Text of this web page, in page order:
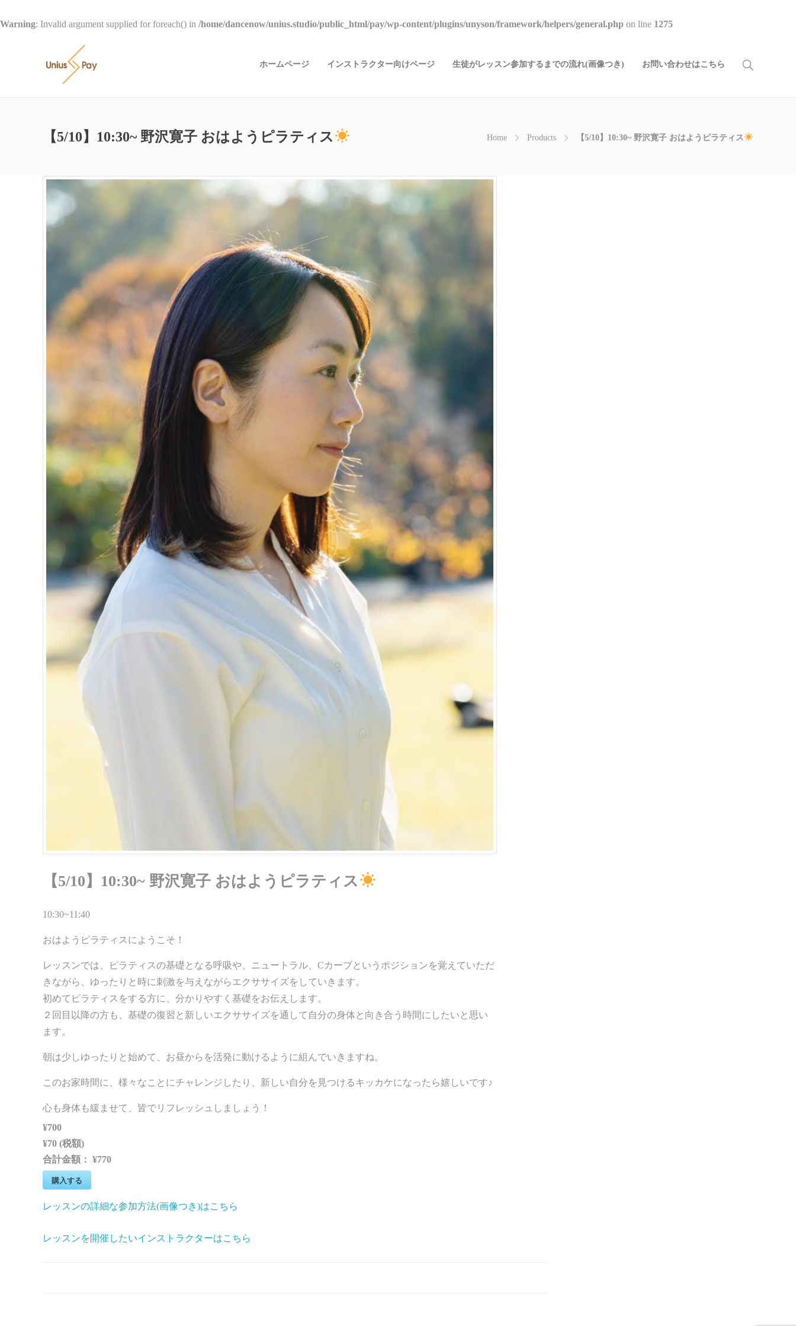
Warning: Invalid argument supplied for foreach() in /home/dancenow/unius.studio/public_html/pay/wp-content/plugins/unyson/framework/helpers/general.php on line 1275
ホームページ インストラクター向けページ 生徒がレッスン参加するまでの流れ(画像つき) お問い合わせはこちら
【5/10】10:30~ 野沢寛子 おはようピラティス Home Products 【5/10】10:30~ 野沢寛子 おはようピラティス
【5/10】10:30~ 野沢寛子 おはようピラティス
10:30~11:40
おはようピラティスにようこそ！
レッスンでは、ピラティスの基礎となる呼吸や、ニュートラル、Cカーブというポジションを覚えていただ
きながら、ゆったりと時に刺激を与えながらエクササイズをしていきます。
初めてピラティスをする方に、分かりやすく基礎をお伝えします。
２回目以降の方も、基礎の復習と新しいエクササイズを通して自分の身体と向き合う時間にしたいと思い
ます。
朝は少しゆったりと始めて、お昼からを活発に動けるように組んでいきますね。
このお家時間に、様々なことにチャレンジしたり、新しい自分を見つけるキッカケになったら嬉しいです♪
心も身体も緩ませて、皆でリフレッシュしましょう！
¥700
¥70 (税額)
合計金額： ¥770
購入する
レッスンの詳細な参加方法(画像つき)はこちら
レッスンを開催したいインストラクターはこちら